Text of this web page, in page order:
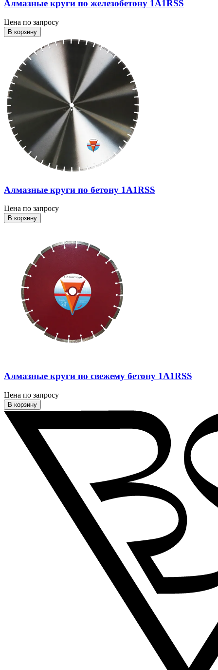
Алмазные круги по железобетону 1A1RSS
Цена по запросу
В корзину
Алмазные круги по бетону 1A1RSS
Цена по запросу
В корзину
Алмазные круги по свежему бетону 1A1RSS
Цена по запросу
В корзину